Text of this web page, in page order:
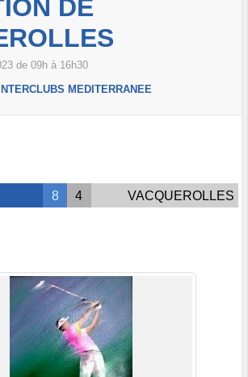
DE
de 09h à 16h30
MEDITERRANEE
8 4 VACQUEROLLES